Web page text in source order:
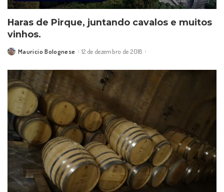
Haras de Pirque, juntando cavalos e muitos
vinhos.
PostedMauricio Bolognese 12 de dezembro de 2018